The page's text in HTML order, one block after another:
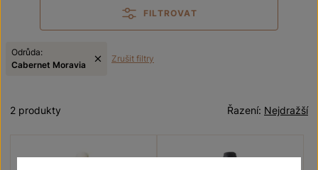
FILTROVAT
Odrůda:
Cabernet Moravia
Zrušit filtry
Nejdražší
Řazení:
2 produkty